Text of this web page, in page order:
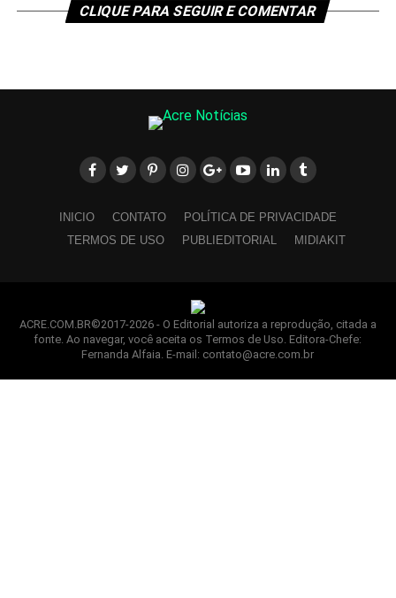
CLIQUE PARA SEGUIR E COMENTAR
INICIO CONTATO
POLÍTICA DE PRIVACIDADE
TERMOS DE USO
PUBLIEDITORIAL MIDIAKIT
ACRE.COM.BR©2017-2026 - O Editorial autoriza a reprodução, citada a
fonte. Ao navegar, você aceita os Termos de Uso. Editora-Chefe:
Fernanda Alfaia. E-mail: contato@acre.com.br